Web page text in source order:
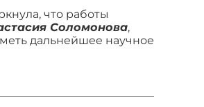
что работы
Соломонова,
дальнейшее научное